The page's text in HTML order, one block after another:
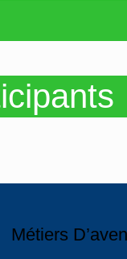
Métiers